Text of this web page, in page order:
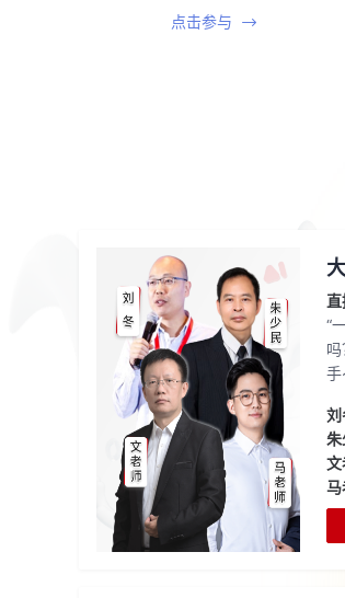
点击参与
“
手
刘
朱
文
马